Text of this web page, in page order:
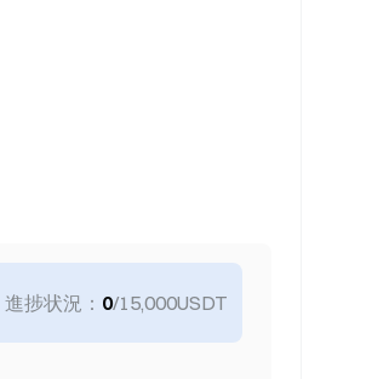
進捗状況： 0/15,000USDT